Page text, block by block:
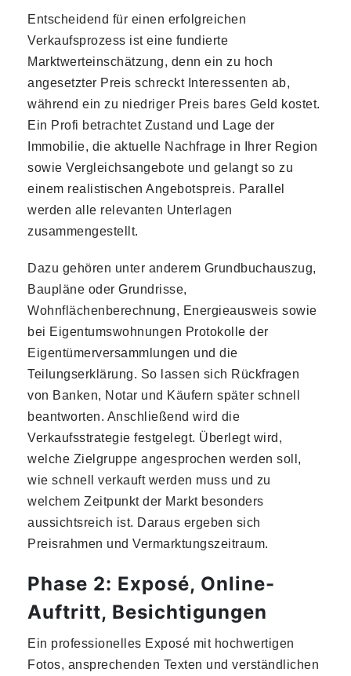
Entscheidend für einen erfolgreichen
Verkaufsprozess ist eine fundierte
Marktwerteinschätzung, denn ein zu hoch
angesetzter Preis schreckt Interessenten ab,
während ein zu niedriger Preis bares Geld kostet.
Ein Profi betrachtet Zustand und Lage der
Immobilie, die aktuelle Nachfrage in Ihrer Region
sowie Vergleichsangebote und gelangt so zu
einem realistischen Angebotspreis. Parallel
werden alle relevanten Unterlagen
zusammengestellt.
Dazu gehören unter anderem Grundbuchauszug,
Baupläne oder Grundrisse,
Wohnflächenberechnung, Energieausweis sowie
bei Eigentumswohnungen Protokolle der
Eigentümerversammlungen und die
Teilungserklärung. So lassen sich Rückfragen
von Banken, Notar und Käufern später schnell
beantworten. Anschließend wird die
Verkaufsstrategie festgelegt. Überlegt wird,
welche Zielgruppe angesprochen werden soll,
wie schnell verkauft werden muss und zu
welchem Zeitpunkt der Markt besonders
aussichtsreich ist. Daraus ergeben sich
Preisrahmen und Vermarktungszeitraum.
Phase 2: Exposé, Online-
Auftritt, Besichtigungen
Ein professionelles Exposé mit hochwertigen
Fotos, ansprechenden Texten und verständlichen